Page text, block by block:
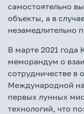
самостоятельно
объекты, а в
незамедлительно
В марте 2021 года
меморандум о
сотрудничестве в
Международной
первых лунных
технологий, что